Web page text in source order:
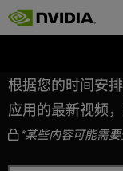
根据您的时间安
应用的最新视频
*某些内容可能需